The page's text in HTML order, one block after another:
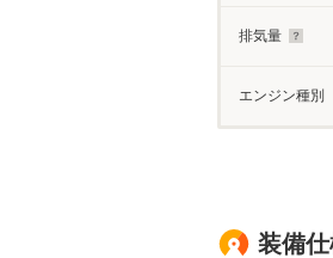
排気量
エンジン種別
装備